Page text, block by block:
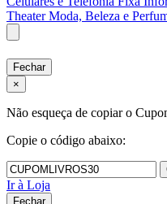
TheaterModa, Beleza e
Fechar
×
Não esqueça de copiar o
Copie o código abaixo:
Ir à Loja
Fechar